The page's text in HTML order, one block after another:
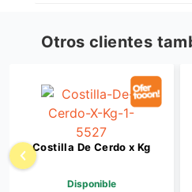
Otros clientes
Costilla De Cerdo x Kg
Disponible